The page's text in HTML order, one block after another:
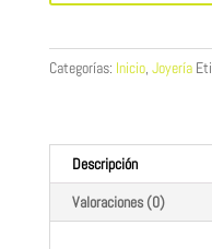
y
verdes
Categorías: Inicio, Joyería
Descripción
Valoraciones (0)